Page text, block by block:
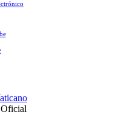
Oficial